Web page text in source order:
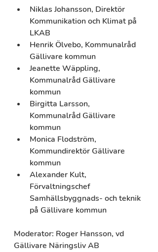
Niklas Johansson, Direktör
Kommunikation och Klimat på
LKAB
Henrik Ölvebo, Kommunalråd
Gällivare kommun
Jeanette Wäppling,
Kommunalråd Gällivare
kommun
Birgitta Larsson,
Kommunalråd Gällivare
kommun
Monica Flodström,
Kommundirektör Gällivare
kommun
Alexander Kult,
Förvaltningschef
Samhällsbyggnads- och teknik
på Gällivare kommun
Moderator: Roger Hansson, vd
Gällivare Näringsliv AB